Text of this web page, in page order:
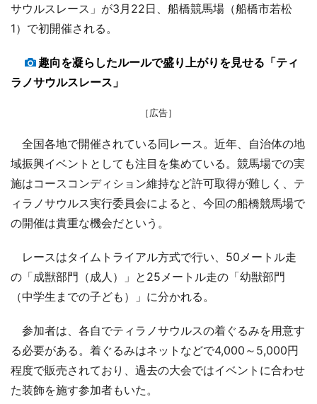
サウルスレース」が3月22日、船橋競馬場（船橋市若松
1）で初開催される。
趣向を凝らしたルールで盛り上がりを見せる「ティ
ラノサウルスレース」
［広告］
全国各地で開催されている同レース。近年、自治体の地
域振興イベントとしても注目を集めている。競馬場での実
施はコースコンディション維持など許可取得が難しく、テ
ィラノサウルス実行委員会によると、今回の船橋競馬場で
の開催は貴重な機会だという。
レースはタイムトライアル方式で行い、50メートル走
の「成獣部門（成人）」と25メートル走の「幼獣部門
（中学生までの子ども）」に分かれる。
参加者は、各自でティラノサウルスの着ぐるみを用意す
る必要がある。着ぐるみはネットなどで4,000～5,000円
程度で販売されており、過去の大会ではイベントに合わせ
た装飾を施す参加者もいた。